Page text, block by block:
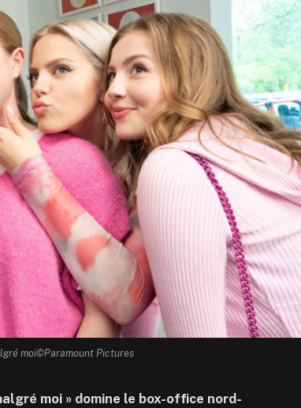
moi©Paramount Pictures
moi » domine le box-office nord-